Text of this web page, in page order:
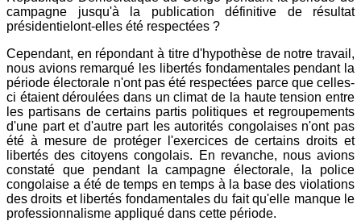
campagne jusqu'à la publication définitive de résultat
présidentielont-elles été respectées ?
Cependant, en répondant à titre d'hypothèse de notre travail,
nous avions remarqué les libertés fondamentales pendant la
période électorale n'ont pas été respectées parce que celles-
ci étaient déroulées dans un climat de la haute tension entre
les partisans de certains partis politiques et regroupements
d'une part et d'autre part les autorités congolaises n'ont pas
été à mesure de protéger l'exercices de certains droits et
libertés des citoyens congolais. En revanche, nous avions
constaté que pendant la campagne électorale, la police
congolaise a été de temps en temps à la base des violations
des droits et libertés fondamentales du fait qu'elle manque le
professionnalisme appliqué dans cette période.